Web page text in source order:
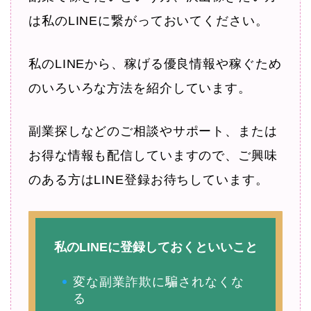
は私のLINEに繋がっておいてください。
私のLINEから、稼げる優良情報や稼ぐため
のいろいろな方法を紹介しています。
副業探しなどのご相談やサポート、または
お得な情報も配信していますので、ご興味
のある方はLINE登録お待ちしています。
私のLINEに登録しておくといいこと
変な副業詐欺に騙されなくな
る